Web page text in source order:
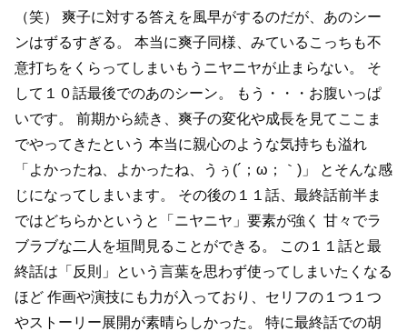
（笑）
爽子に対する答えを風早がするのだが、あのシー
ンはずるすぎる。
本当に爽子同様、みているこっちも不
意打ちをくらってしまいもうニヤニヤが止まらない。
そ
して１０話最後でのあのシーン。
もう・・・お腹いっぱ
いです。
前期から続き、爽子の変化や成長を見てここま
でやってきたという 本当に親心のような気持ちも溢れ
「よかったね、よかったね、うぅ(´；ω；｀)」
とそんな感
じになってしまいます。
その後の１１話、最終話前半ま
ではどちらかというと「ニヤニヤ」要素が強く 甘々でラ
ブラブな二人を垣間見ることができる。
この１１話と最
終話は「反則」という言葉を思わず使ってしまいたくなる
ほど 作画や演技にも力が入っており、セリフの１つ１つ
やストーリー展開が素晴らしかった。
特に最終話での胡